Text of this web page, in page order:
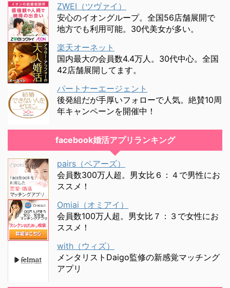
ZWEI（ツヴァイ）
安心のイオングループ。全国56店舗展開で
地方でも利用可能。30代美女が多い。
楽天オーネット
国内最大の会員数4.4万人。30代中心。全国
42店舗展開してます。
パートナーエージェント
後発組だが手厚いフォローで人気。絶賛10周
年キャンペーンを開催中！
facebook婚活アプリランキング
pairs（ペアーズ）
会員数300万人超。男女比６：４で男性にお
ススメ！
Omiai（オミアイ）
会員数100万人超。男女比７：３で女性にお
ススメ！
with（ウィズ）
メンタリストDaigo監修の新感覚マッチング
アプリ